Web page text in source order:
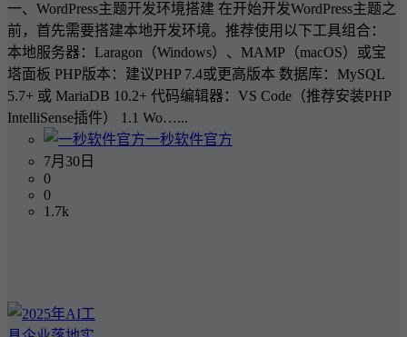
一、WordPress主题开发环境搭建 在开始开发WordPress主题之
前，首先需要搭建本地开发环境。推荐使用以下工具组合：
本地服务器：Laragon（Windows）、MAMP（macOS）或宝
塔面板 PHP版本：建议PHP 7.4或更高版本 数据库：MySQL
5.7+ 或 MariaDB 10.2+ 代码编辑器：VS Code（推荐安装PHP
IntelliSense插件） 1.1 Wo…...
一秒软件官方
7月30日
0
0
1.7k